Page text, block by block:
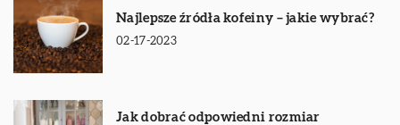
Najlepsze źródła kofeiny – jakie wybrać?
02-17-2023
Jak dobrać odpowiedni rozmiar